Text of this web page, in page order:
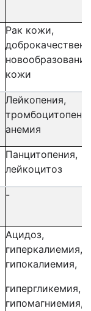
Рак кожи,
новообразования
кожи
Лейкопения,
анемия
Панцитопения,
лейкоцитоз
-
Ацидоз,
гиперкалиемия,
гипокалиемия,
гипергликемия,
гипомагниемия,